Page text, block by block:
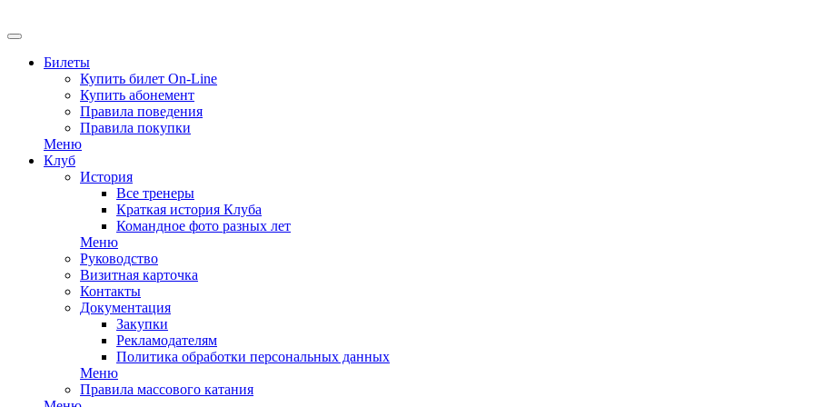
Билеты
Купить билет On-Line
Купить абонемент
Правила поведения
Правила покупки
Меню
Клуб
История
Все тренеры
Краткая история Клуба
Командное фото разных лет
Меню
Руководство
Визитная карточка
Контакты
Документация
Закупки
Рекламодателям
Политика обработки персональных данных
Меню
Правила массового катания